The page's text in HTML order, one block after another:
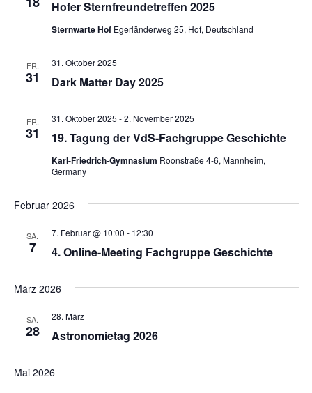
Hofer Sternfreundetreffen 2025
Sternwarte Hof Egerländerweg 25, Hof, Deutschland
FR.
31 Dark Matter Day 2025
31. Oktober 2025
FR.
31 19. Tagung der VdS-Fachgruppe Geschichte
31. Oktober 2025 -2. November 2025
Karl-Friedrich-Gymnasium Roonstraße 4-6, Mannheim,
Germany
Februar 2026
SA.
7 4. Online-Meeting Fachgruppe Geschichte
7. Februar @ 10:00 - 12:30
März 2026
SA.
28 Astronomietag 2026
28. März
Mai 2026